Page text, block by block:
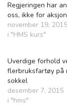
Regjeringen har
oss, ikke for
november 19, 2015
i "HMS kurs"
Uverdige forhold
flerbruksfartøy på
sokkel
desember 7, 2015
i "hms"